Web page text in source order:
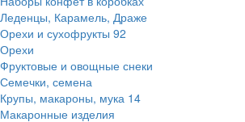
Леденцы, Карамель, Драже
Орехи и сухофрукты 92
Орехи
Фруктовые и овощные снеки
Семечки, семена
Крупы, макароны, мука 14
Макаронные изделия